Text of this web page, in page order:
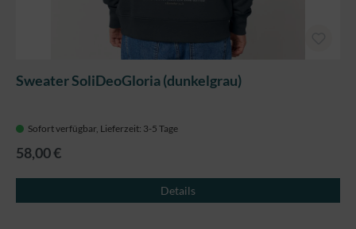
Sweater SoliDeoGloria (dunkelgrau)
Sofort verfügbar, Lieferzeit: 3-5 Tage
58,00 €
Details